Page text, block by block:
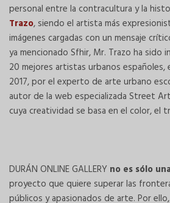
personal entre la contracultura y la
Trazo, siendo el artista más
imágenes cargadas con un mensaje
ya mencionado Sfhir, Mr. Trazo ha sido
20 mejores artistas urbanos españoles,
2017, por el experto de arte urbano
autor de la web especializada Street
cuya creatividad se basa en el color, el
DURÁN ONLINE GALLERY no es sólo
proyecto que quiere superar las
públicos y apasionados de arte. Por